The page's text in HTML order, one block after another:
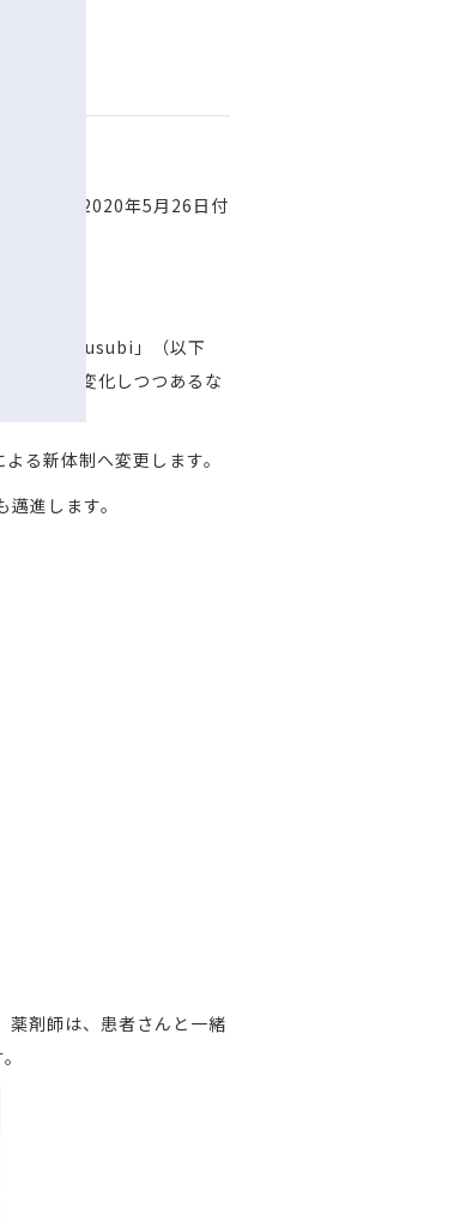
」）は、2020年5月26日付
テム「Musubi」（以下
大きく変化しつつあるな
る新体制へ変更します。
進します。
薬剤師は、患者さんと一緒